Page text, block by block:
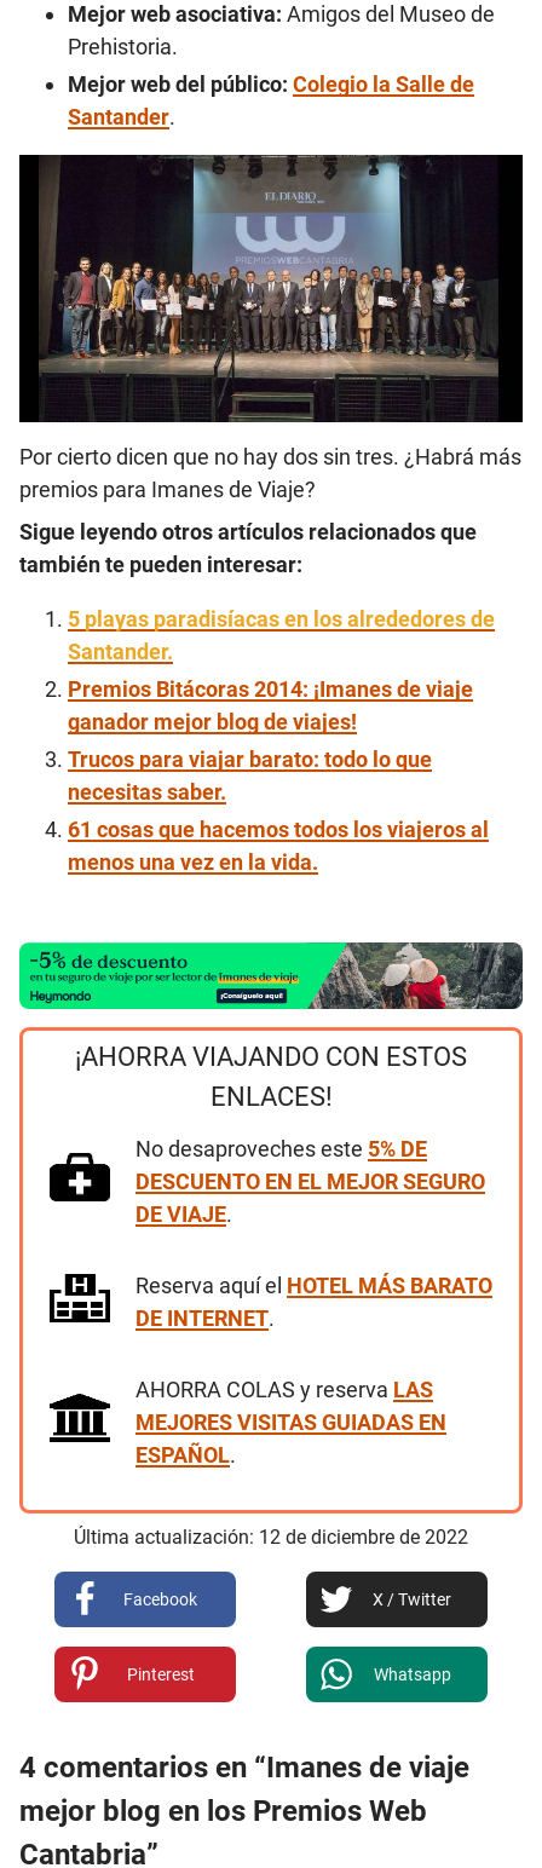
Mejor web asociativa: Amigos del Museo de
Prehistoria.
Mejor web del público: Colegio la Salle de
Santander.
Por cierto dicen que no hay dos sin tres. ¿Habrá más
premios para Imanes de Viaje?
Sigue leyendo otros artículos relacionados que
también te pueden interesar:
5 playas paradisíacas en los alrededores de
Santander.
Premios Bitácoras 2014: ¡Imanes de viaje
ganador mejor blog de viajes!
Trucos para viajar barato: todo lo que
necesitas saber.
61 cosas que hacemos todos los viajeros al
menos una vez en la vida.
¡AHORRA VIAJANDO CON ESTOS
ENLACES!
No desaproveches este 5% DE
DESCUENTO EN EL MEJOR SEGURO
DE VIAJE.
Reserva aquí el HOTEL MÁS BARATO
DE INTERNET.
AHORRA COLAS y reserva LAS
MEJORES VISITAS GUIADAS EN
ESPAÑOL.
Última actualización: 12 de diciembre de 2022
Facebook X / Twitter
Pinterest Whatsapp
4 comentarios en “Imanes de viaje
mejor blog en los Premios Web
Cantabria”